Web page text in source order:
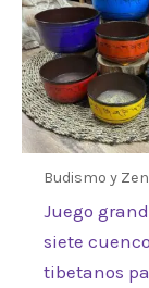
Debes
Budismo y Zen
Juego
siete
tibetanos